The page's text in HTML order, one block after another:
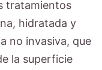
tratamientos
hidratada y
no invasiva, que
la superficie